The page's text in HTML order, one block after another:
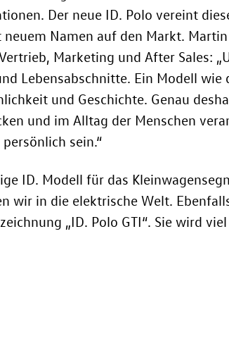
Der neue ID. Polo vereint
Namen auf den Markt.
Marketing und After Sales:
Lebensabschnitte. Ein Modell
und Geschichte. Genau
und im Alltag der Menschen
sein.“
ID. Modell für das
wir in die elektrische Welt.
„ID. Polo GTI“. Sie wird